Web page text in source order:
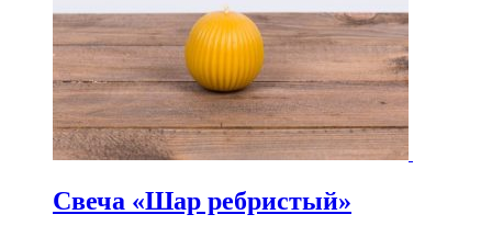
Свеча «Шар ребристый»